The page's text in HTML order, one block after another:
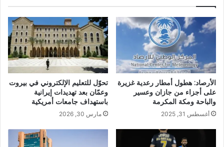
الأرصاد: هطول أمطار رعدية غزيرة
على أجزاء من جازان وعسير
والباحة ومكة المكرمة
أغسطس 31, 2025
تحوّل للتعليم الإلكتروني في بيروت
وعمّان بعد تهديدات إيرانية
باستهداف جامعات أمريكية
مارس 30, 2026